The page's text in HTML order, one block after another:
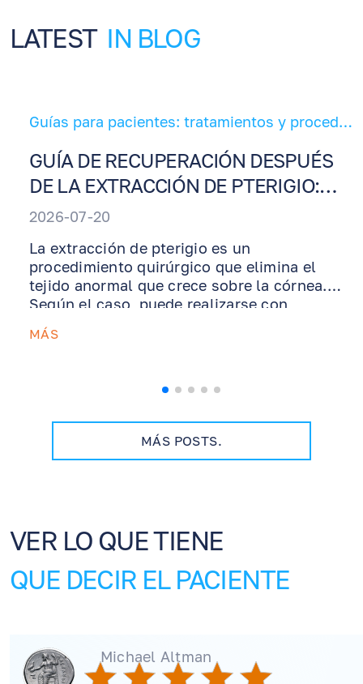
LATEST IN BLOG
MÁS POSTS.
Guías para pacientes: tratamientos y procedimientos oculares
GUÍA DE RECUPERACIÓN DESPUÉS
DE LA EXTRACCIÓN DE PTERIGIO:
INSTRUCCIONES DE CUIDADO
2026-07-20
La extracción de pterigio es un
procedimiento quirúrgico que elimina el
tejido anormal que crece sobre la córnea.
Según el caso, puede realizarse con
autoinjerto conjuntival o injerto de
membrana amniótica para apoyar la
después de la cirugía, cómo usar los
protección UV es esencial, cómo el manejo
MÁS
VER LO QUE TIENE
QUE DECIR EL PACIENTE
Michael Altman